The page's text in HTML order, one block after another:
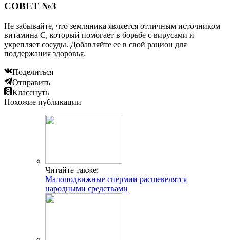
СОВЕТ №3
Не забывайте, что земляника является отличным источником
витамина C, который помогает в борьбе с вирусами и
укрепляет сосуды. Добавляйте ее в свой рацион для
поддержания здоровья.
Поделиться
Отправить
Класснуть
Похожие публикации
Читайте также:
Малоподвижные спермии расшевелятся
народными средствами